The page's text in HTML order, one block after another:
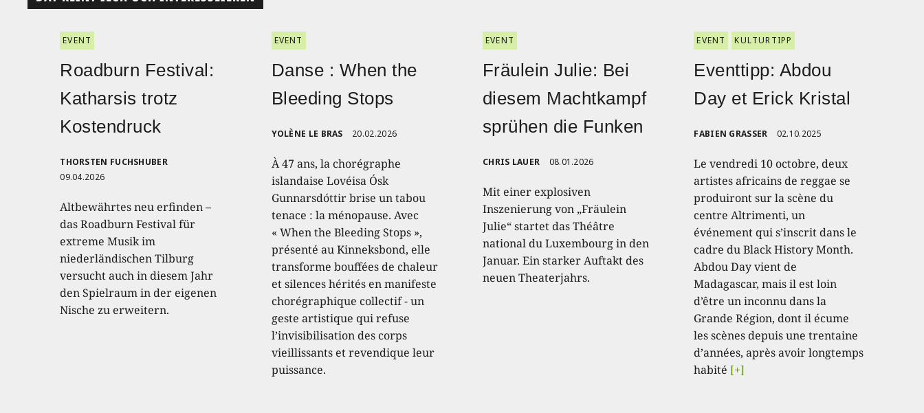
EVENT
Roadburn Festival:
Katharsis trotz
Kostendruck
THORSTEN FUCHSHUBER
09.04.2026
Altbewährtes neu erfinden –
das Roadburn Festival für
extreme Musik im
niederländischen Tilburg
versucht auch in diesem Jahr
den Spielraum in der eigenen
Nische zu erweitern.
EVENT
Danse : When the
Bleeding Stops
YOLÈNE LE BRAS 20.02.2026
À 47 ans, la chorégraphe
islandaise Lovéisa Ósk
Gunnarsdóttir brise un tabou
tenace : la ménopause. Avec
« When the Bleeding Stops »,
présenté au Kinneksbond, elle
transforme bouffées de chaleur
et silences hérités en manifeste
chorégraphique collectif - un
geste artistique qui refuse
l’invisibilisation des corps
vieillissants et revendique leur
puissance.
EVENT
Fräulein Julie: Bei
diesem Machtkampf
sprühen die Funken
CHRIS LAUER 08.01.2026
Mit einer explosiven
Inszenierung von „Fräulein
Julie“ startet das Théâtre
national du Luxembourg in den
Januar. Ein starker Auftakt des
neuen Theaterjahrs.
EVENT KULTURTIPP
Eventtipp: Abdou
Day et Erick Kristal
FABIEN GRASSER 02.10.2025
Le vendredi 10 octobre, deux
artistes africains de reggae se
produiront sur la scène du
centre Altrimenti, un
événement qui s’inscrit dans le
cadre du Black History Month.
Abdou Day vient de
Madagascar, mais il est loin
d’être un inconnu dans la
Grande Région, dont il écume
les scènes depuis une trentaine
d’années, après avoir longtemps
habité [+]